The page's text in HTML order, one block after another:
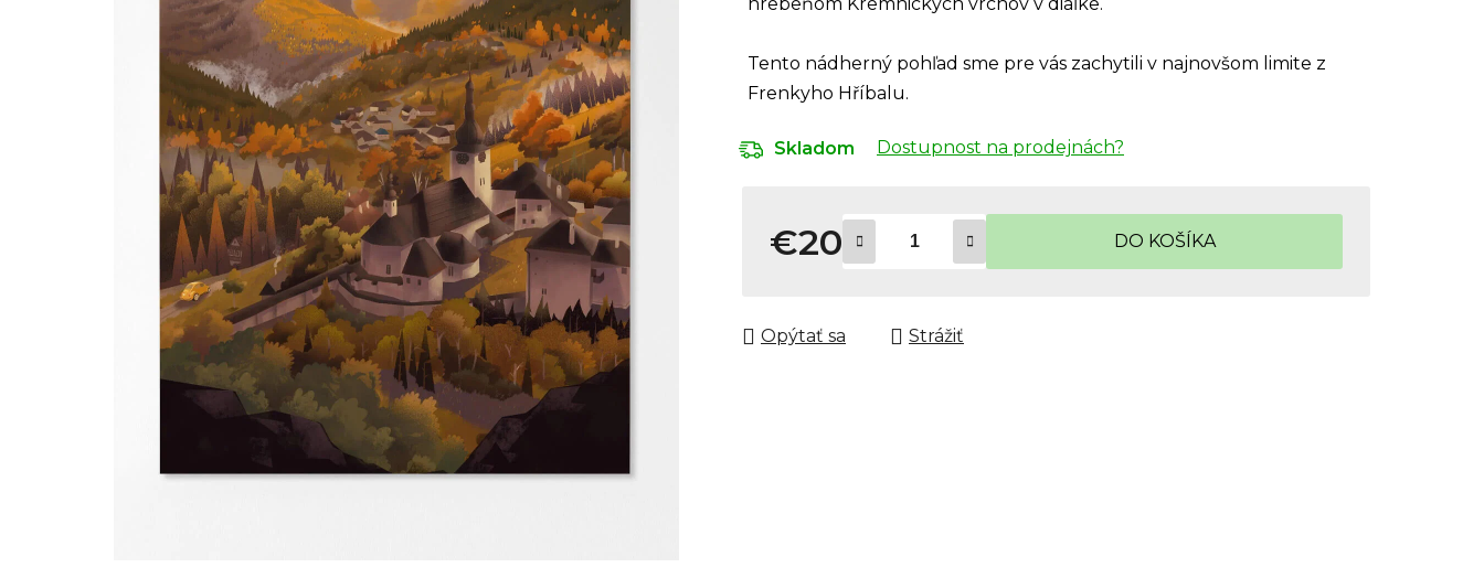
hrebeňom Kremnických vrchov v diaľke.
Tento nádherný pohľad sme pre vás zachytili v najnovšom limite z
Frenkyho Hříbalu.
Skladom Dostupnost na prodejnách?
€20 DO KOŠÍKA
Opýtať sa Strážiť